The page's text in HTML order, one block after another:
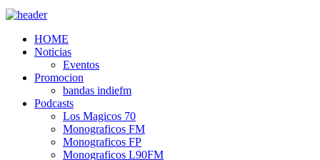
HOME
Noticias
Eventos
Promocion
bandas indiefm
Podcasts
Los Magicos 70
Monograficos FM
Monograficos FP
Monograficos L90FM